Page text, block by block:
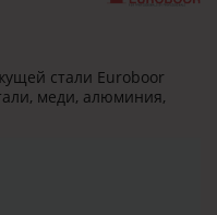
стали Euroboor
меди, алюминия,